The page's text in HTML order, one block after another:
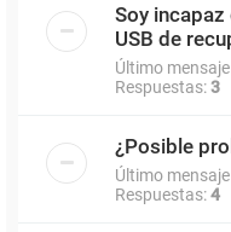
Soy
USB de
Último
Respuestas:3
¿Posible
Último
Respuestas:4